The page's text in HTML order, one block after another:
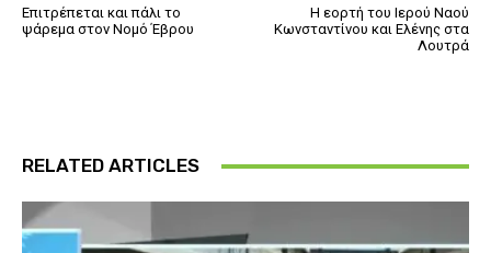
Επιτρέπεται και πάλι το
ψάρεμα στον Νομό Έβρου
Η εορτή του Ιερού Ναού
Κωνσταντίνου και Ελένης στα
Λουτρά
RELATED ARTICLES